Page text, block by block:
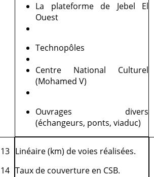
La plateforme de Jebel El
Ouest
Technopôles
Centre National Culturel
(Mohamed V)
Ouvrages divers
(échangeurs, ponts, viaduc)
13
14
Linéaire (km) de voies réalisées.
Taux de couverture en CSB.